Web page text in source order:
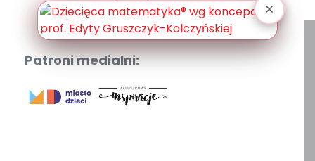
KLIKNIJ PO SZCZEGÓŁY
Patroni medialni: